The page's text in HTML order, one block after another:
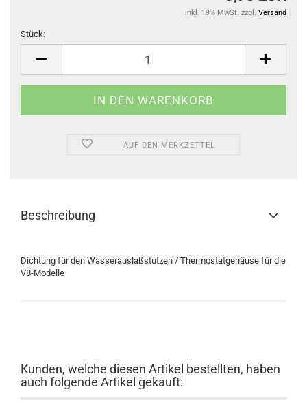
inkl. 19% MwSt. zzgl. Versand
Stück:
AUF DEN MERKZETTEL
Beschreibung
Dichtung für den Wasserauslaßstutzen / Thermostatgehäuse für die
V8-Modelle
Kunden, welche diesen Artikel bestellten, haben
auch folgende Artikel gekauft: